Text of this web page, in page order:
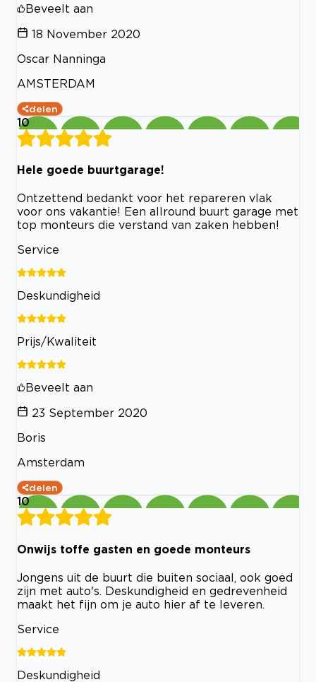
Beveelt aan
18 November 2020
Oscar Nanninga
AMSTERDAM
delen
10
Hele goede buurtgarage!
Ontzettend bedankt voor het repareren vlak
voor ons vakantie! Een allround buurt garage met
top monteurs die verstand van zaken hebben!
Service
Deskundigheid
Prijs/Kwaliteit
Beveelt aan
23 September 2020
Boris
Amsterdam
delen
10
Onwijs toffe gasten en goede monteurs
Jongens uit de buurt die buiten sociaal, ook goed
zijn met auto's. Deskundigheid en gedrevenheid
maakt het fijn om je auto hier af te leveren.
Service
Deskundigheid